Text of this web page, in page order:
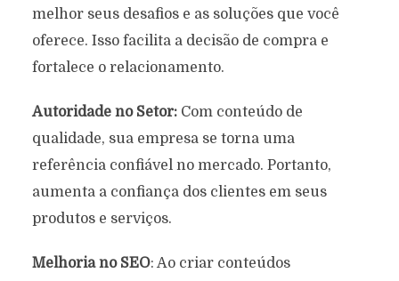
melhor seus desafios e as soluções que você
oferece. Isso facilita a decisão de compra e
fortalece o relacionamento.
Autoridade no Setor:Com conteúdo de
qualidade, sua empresa se torna uma
referência confiável no mercado. Portanto,
aumenta a confiança dos clientes em seus
produtos e serviços.
Melhoria no SEO: Ao criar conteúdos